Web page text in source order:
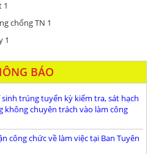
BÁO
trúng tuyển kỳ kiểm tra, sát hạch
chuyên trách vào làm công
công chức về làm việc tại Ban Tuyên